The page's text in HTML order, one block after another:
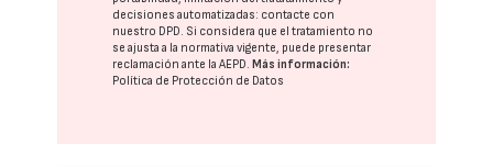
decisiones automatizadas: contacte con
nuestro DPD. Si considera que el tratamiento no
se ajusta a la normativa vigente, puede presentar
reclamación ante laAEPD.Más información:
Política de Protección de Datos